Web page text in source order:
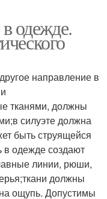
одежде.
направление в
тканями, должны
силуэте должна
быть струящейся
в одежде создают
линии, рюши,
должны
ощупь. Допустимы